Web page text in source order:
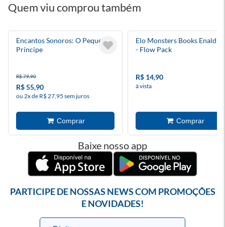
Quem viu comprou também
Encantos Sonoros: O Pequeno
Príncipe
R$ 79,90
R$ 55,90
ou 2x de R$ 27,95 sem juros
Elo Monsters Books
- Flow Pack
R$ 14,90
à vista
Baixe nosso app
PARTICIPE DE NOSSAS NEWS COM PROMOÇÕES
E NOVIDADES!